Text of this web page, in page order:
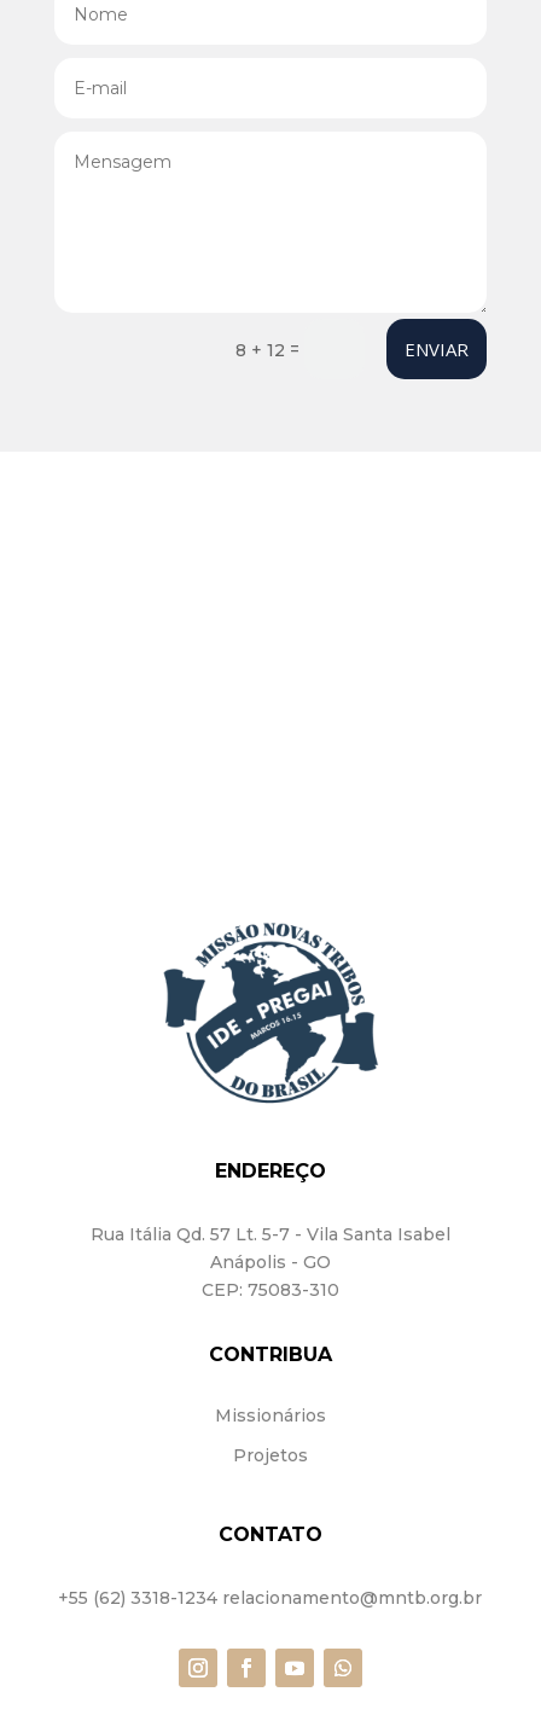
8 + 12 = ENVIAR
ENDEREÇO
Rua Itália Qd. 57 Lt. 5-7 - Vila Santa Isabel
Anápolis - GO
CEP: 75083-310
CONTRIBUA
Missionários
Projetos
CONTATO
+55 (62) 3318-1234 relacionamento@mntb.org.br